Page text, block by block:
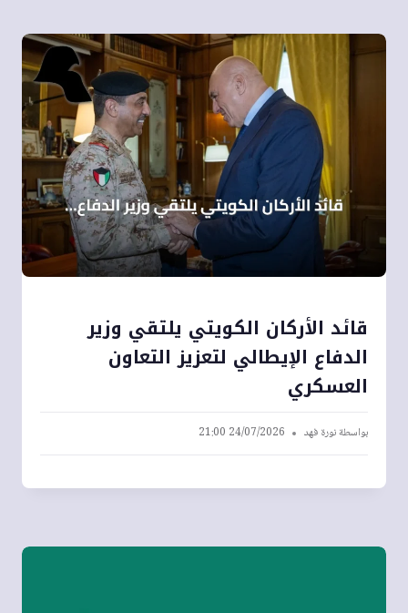
قائد الأركان الكويتي يلتقي وزير
الدفاع الإيطالي لتعزيز التعاون
العسكري
بواسطةنورة فهد 24/07/2026 21:00